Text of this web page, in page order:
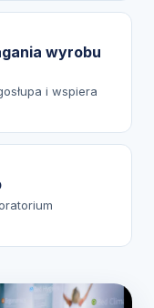
wyrobu
i wspiera